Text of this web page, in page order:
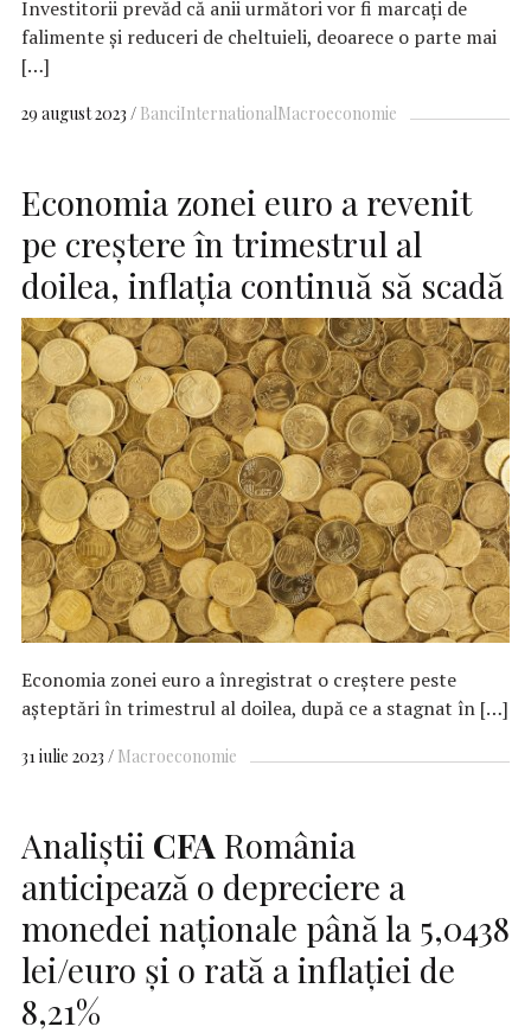
Investitorii prevăd că anii următori vor fi marcați de
falimente și reduceri de cheltuieli, deoarece o parte mai
[…]
29 august 2023 BanciInternationalMacroeconomie
Economia zonei euro a revenit
pe creştere în trimestrul al
doilea, inflaţia continuă să scadă
Economia zonei euro a înregistrat o creştere peste
aşteptări în trimestrul al doilea, după ce a stagnat în […]
31 iulie 2023 Macroeconomie
Analiştii CFA România
anticipează o depreciere a
monedei naţionale până la 5,0438
lei/euro şi o rată a inflaţiei de
8,21%